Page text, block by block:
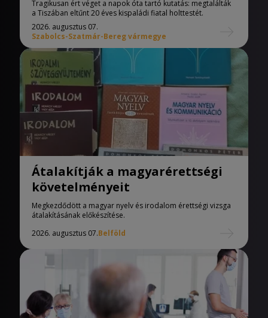
Tragikusan ért véget a napok óta tartó kutatás: megtalálták
a Tiszában eltűnt 20 éves kispaládi fiatal holttestét.
2026. augusztus 07.
Szabolcs-Szatmár-Bereg vármegye
Átalakítják a magyarérettségi
követelményeit
Megkezdődött a magyar nyelv és irodalom érettségi vizsga
átalakításának előkészítése.
2026. augusztus 07.Belföld